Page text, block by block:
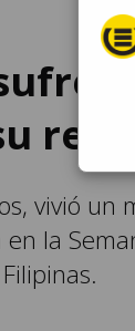
vivió
la